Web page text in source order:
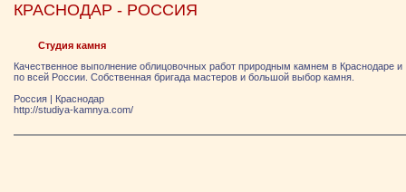
КРАСНОДАР - РОССИЯ
Студия камня
Качественное выполнение облицовочных работ природным камнем в Краснодаре и
по всей России. Собственная бригада мастеров и большой выбор камня.
Россия | Краснодар
http://studiya-kamnya.com/